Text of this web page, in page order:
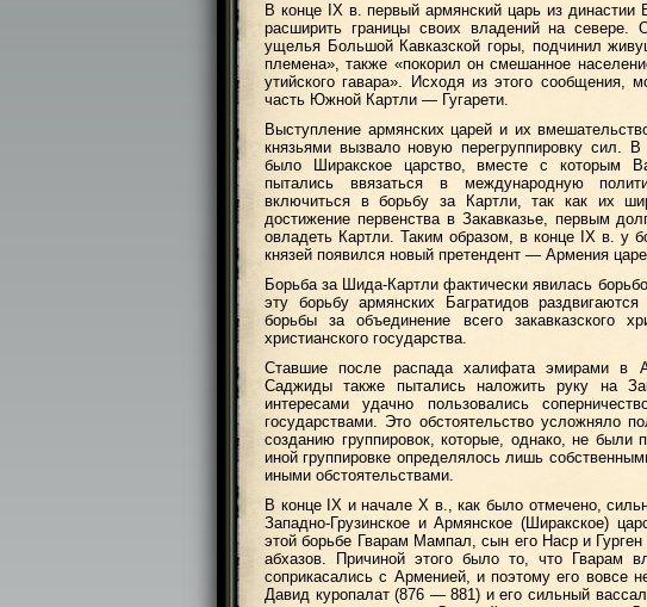
В конце IX в. первый армянский царь из
расширить границы своих владений на
ущелья Большой Кавказской горы, подчинил
племена», также «покорил он смешанное
утийского гавара». Исходя из этого сообщения,
часть Южной Картли — Гугарети.
Выступление армянских царей и их
князьями вызвало новую перегруппировку сил.
было Ширакское царство, вместе с которым
пытались ввязаться в международную
включиться в борьбу за Картли, так как их
достижение первенства в Закавказье, первым
овладеть Картли. Таким образом, в конце IX в. у
князей появился новый претендент — Армения
Борьба за Шида-Картли фактически явилась
эту борьбу армянских Багратидов
борьбы за объединение всего закавказского
христианского государства.
Ставшие после распада халифата эмирами в
Саджиды также пытались наложить руку на
интересами удачно пользовались
государствами. Это обстоятельство усложняло
созданию группировок, которые, однако, не были
иной группировке определялось лишь
иными обстоятельствами.
В конце IX и начале X в., как было отмечено,
Западно-Грузинское и Армянское (Ширакское)
этой борьбе Гварам Мампал, сын его Наср и
абхазов. Причиной этого было то, что Гварам
соприкасались с Арменией, и поэтому его вовсе
Давид куропалат (876 — 881) и его сильный